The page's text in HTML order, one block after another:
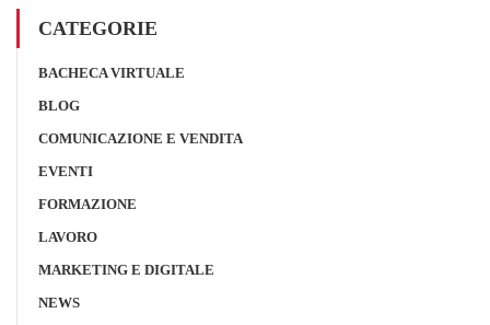
CATEGORIE
BACHECA VIRTUALE
BLOG
COMUNICAZIONE E VENDITA
EVENTI
FORMAZIONE
LAVORO
MARKETING E DIGITALE
NEWS